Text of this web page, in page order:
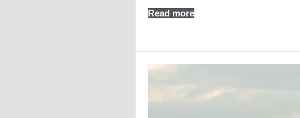
Read more